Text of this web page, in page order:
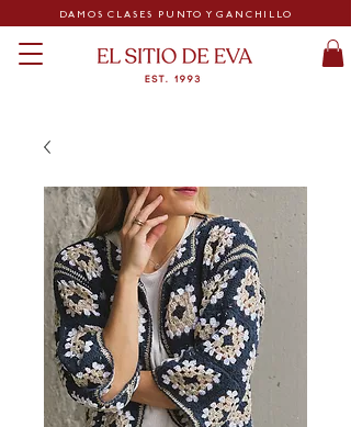
DAMOS CLASES PUNTO Y GANCHILLO